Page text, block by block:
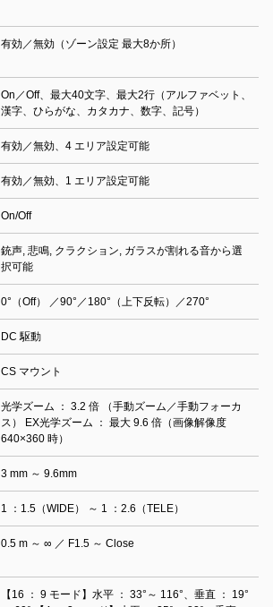
有効／無効（ゾーン設定 最大8か所）
On／Off、最大40文字、最大2行（アルファベット、
漢字、ひらがな、カタカナ、数字、記号）
有効／無効、4 エリア設定可能
有効／無効、1 エリア設定可能
On/Off
銃声, 悲鳴, クラクション, ガラスが割れる音から選
択可能
0°（Off） ／90°／180°（上下反転）／270°
DC 駆動
CS マウント
光学ズーム ： 3.2 倍 （手動ズーム／手動フォーカ
ス） EX光学ズーム ： 最大 9.6 倍（画像解像度
640×360 時）
3 mm ～ 9.6mm
1 ：1.5（WIDE） ～ 1 ：2.6（TELE）
0.5 m ～ ∞ ／ F1.5 ～ Close
【16 ： 9 モード】水平 ： 33°～ 116°、垂直 ： 19°